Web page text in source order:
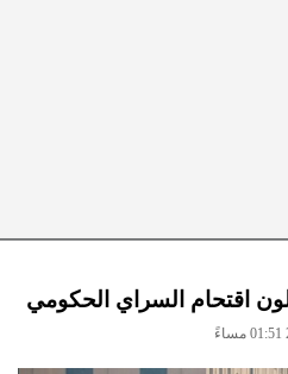
اقتحام السراي الحكومي